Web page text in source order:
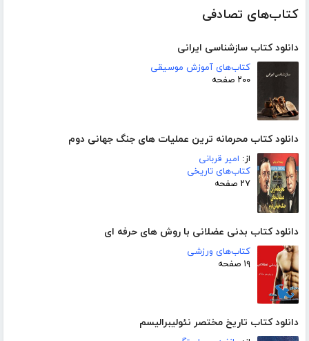
کتاب‌های تصادفی
دانلود کتاب سازشناسی ایرانی
کتاب‌های آموزش موسیقی
۲۰۰ صفحه
دانلود کتاب محرمانه ترین عملیات های جنگ جهانی دوم
از: امیر قربانی
کتاب‌های تاریخی
۲۷ صفحه
دانلود کتاب بدنی عضلانی با روش های حرفه ای
کتاب‌های ورزشی
۱۹ صفحه
دانلود کتاب تاریخ مختصر نئولیبرالیسم